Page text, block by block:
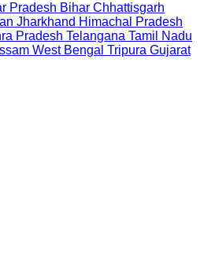
Pradesh Bihar Chhattisgarh
Jharkhand Himachal Pradesh
Pradesh Telangana Tamil Nadu
West Bengal Tripura Gujarat